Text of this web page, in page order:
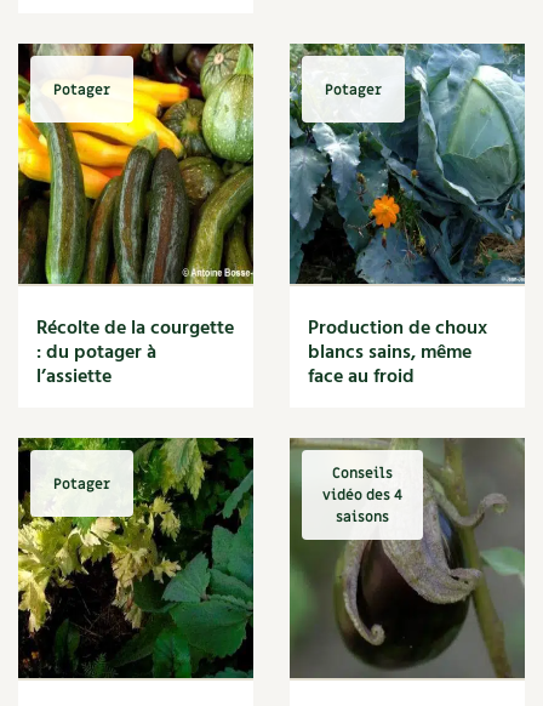
Scorsonère
Sécateur
Semis
Serre
Sol
Syntropie
Taille
Tétragone (ou épinard de Nouvelle-Zélande)
Tomate
Vertus des plantes
Potager
Récolte de la courgette
: du potager à
l’assiette
Potager
Production de choux
blancs sains, même
face au froid
Potager
Conseils
vidéo des 4
saisons